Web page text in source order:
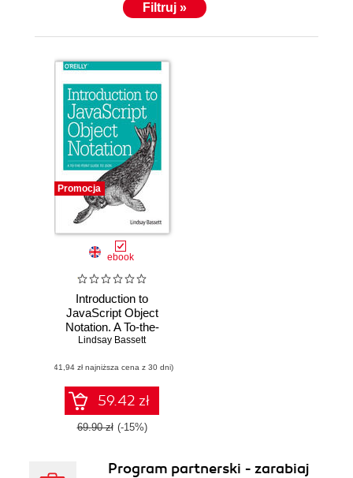
Filtruj »
Promocja
ebook
Introduction to
JavaScript Object
Notation. A To-the-
Point Guide to
Lindsay Bassett
(41,94 zł najniższa cena z 30 dni)
59.42 zł
69.90 zł (-15%)
Program partnerski - zarabiaj